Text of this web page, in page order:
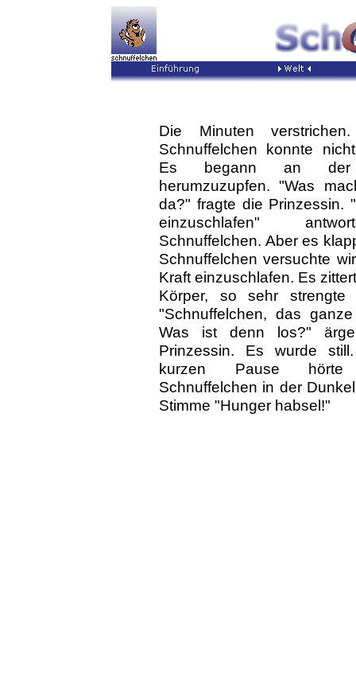
Die Minuten
Schnuffelchen konnte
Es begann an der
herumzuzupfen. "Was
da?" fragte die Prinzessin.
einzuschlafen"
Schnuffelchen. Aber es
Schnuffelchen versuchte
Kraft einzuschlafen. Es
Körper, so sehr
"Schnuffelchen, das
Was ist denn los?"
Prinzessin. Es wurde
kurzen Pause
Schnuffelchen in der
Stimme "Hunger habsel!"